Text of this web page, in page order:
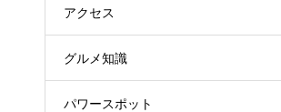
アクセス
グルメ知識
パワースポット